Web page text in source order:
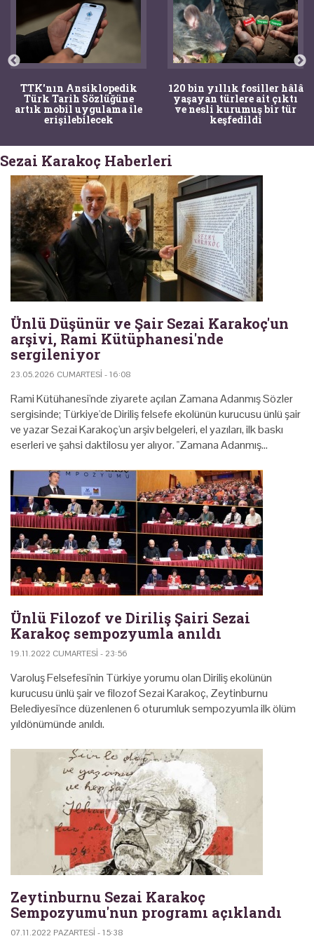
TTK'nın Ansiklopedik
Türk Tarih Sözlüğüne
artık mobil uygulama ile
erişilebilecek
120 bin yıllık fosiller hâlâ
yaşayan türlere ait çıktı
ve nesli kurumuş bir tür
keşfedildi
Sezai Karakoç Haberleri
Ünlü Düşünür ve Şair Sezai Karakoç'un
arşivi, Rami Kütüphanesi'nde
sergileniyor
23.05.2026 CUMARTESI - 16:08
Rami Kütühanesi'nde ziyarete açılan Zamana Adanmış Sözler
sergisinde; Türkiye'de Diriliş felsefe ekolünün kurucusu ünlü şair
ve yazar Sezai Karakoç'un arşiv belgeleri, el yazıları, ilk baskı
eserleri ve şahsi daktilosu yer alıyor. "Zamana Adanmış…
Ünlü Filozof ve Diriliş Şairi Sezai
Karakoç sempozyumla anıldı
19.11.2022 CUMARTESI - 23:56
Varoluş Felsefesi'nin Türkiye yorumu olan Diriliş ekolünün
kurucusu ünlü şair ve filozof Sezai Karakoç, Zeytinburnu
Belediyesi'nce düzenlenen 6 oturumluk sempozyumla ilk ölüm
yıldönümünde anıldı.
Zeytinburnu Sezai Karakoç
Sempozyumu'nun programı açıklandı
07.11.2022 PAZARTESI - 15:38